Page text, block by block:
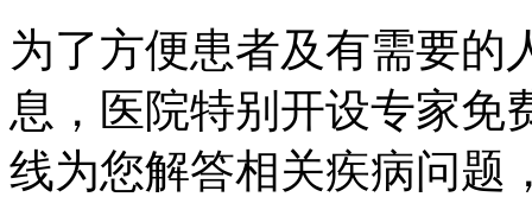
为了方便患者及有需要的
息，医院特别开设专家免
线为您解答相关疾病问题